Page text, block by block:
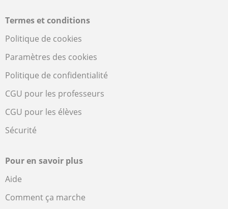
Termes et conditions
Politique de cookies
Paramètres des cookies
Politique de confidentialité
CGU pour les professeurs
CGU pour les élèves
Sécurité
Pour en savoir plus
Aide
Comment ça marche